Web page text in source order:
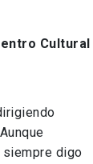
Cultural
siempre digo